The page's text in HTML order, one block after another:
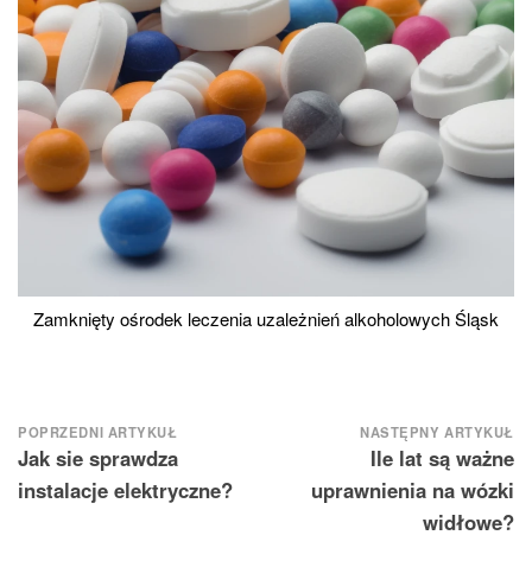
Zamknięty ośrodek leczenia uzależnień alkoholowych Śląsk
Nawigacja
wpisu
POPRZEDNI ARTYKUŁ
Jak sie sprawdza
instalacje elektryczne?
NASTĘPNY ARTYKUŁ
Ile lat są ważne
uprawnienia na wózki
widłowe?